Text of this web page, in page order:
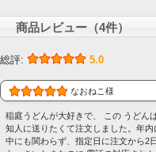
商品レビュー（4件）
総評: 5.0
なおねこ様
稲庭うどんが大好きで、 この うどん
知人に送りたくて注文しました。年
中にも関わらず、指定日に注文から2